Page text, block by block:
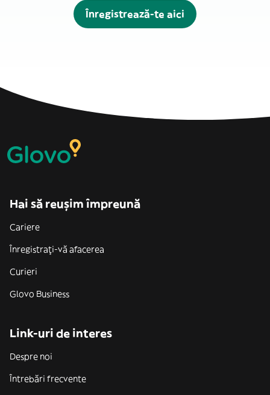
Înregistrează-te aici
Hai să reușim împreună
Cariere
Înregistrați-vă afacerea
Curieri
Glovo Business
Link-uri de interes
Despre noi
Întrebări frecvente